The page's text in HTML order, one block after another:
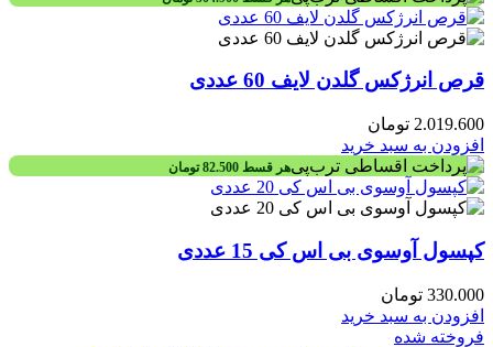
قرص انرژکس گلدن لایف 60 عددی
2.019.600 تومان
افزودن به سبد خرید
هر قسط 82.500 تومان
کپسول آوسوی بی اس کی 15 عددی
330.000 تومان
افزودن به سبد خرید
فروخته شده